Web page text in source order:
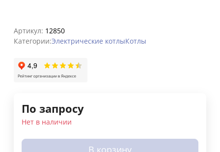
Артикул: 12850
Категории:Электрические котлыКотлы
По запросу
Нет в наличии